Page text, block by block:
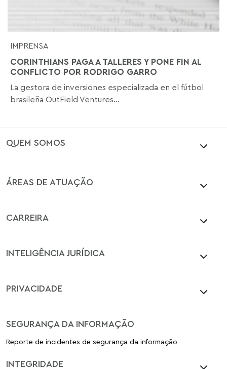
IMPRENSA
CORINTHIANS PAGA A TALLERES Y PONE FIN AL
CONFLICTO POR RODRIGO GARRO
La gestora de inversiones especializada en el fútbol
brasileña OutField Ventures...
QUEM SOMOS
ÁREAS DE ATUAÇÃO
CARREIRA
INTELIGÊNCIA JURÍDICA
PRIVACIDADE
SEGURANÇA DA INFORMAÇÃO
Reporte de incidentes de segurança da informação
INTEGRIDADE